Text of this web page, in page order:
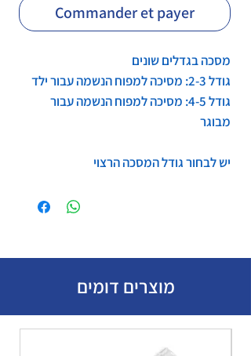
Commander et payer
מסכה בגדלים שונים
גודל 2-3: מסיכה למפוח הנשמה עבור ילד
גודל 4-5: מסיכה למפוח הנשמה עבור
מבוגר
יש לבחור גודל המסכה הרצוי
מוצרים דומים